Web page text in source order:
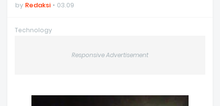
by Redaksi 03.09
Technology
Responsive Advertisement